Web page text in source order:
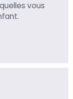
vous